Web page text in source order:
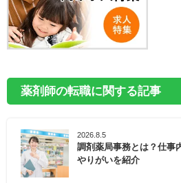
薬剤師の転職に関する記事
2026.8.5
調剤薬局事務とは？仕事
やりがいを紹介